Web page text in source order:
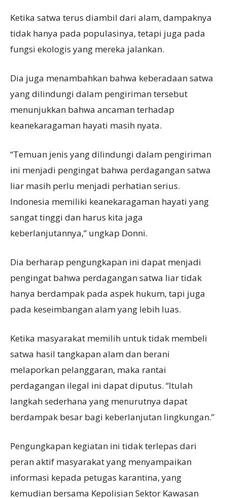
Ketika satwa terus diambil dari alam, dampaknya
tidak hanya pada populasinya, tetapi juga pada
fungsi ekologis yang mereka jalankan.
Dia juga menambahkan bahwa keberadaan satwa
yang dilindungi dalam pengiriman tersebut
menunjukkan bahwa ancaman terhadap
keanekaragaman hayati masih nyata.
“Temuan jenis yang dilindungi dalam pengiriman
ini menjadi pengingat bahwa perdagangan satwa
liar masih perlu menjadi perhatian serius.
Indonesia memiliki keanekaragaman hayati yang
sangat tinggi dan harus kita jaga
keberlanjutannya,” ungkap Donni.
Dia berharap pengungkapan ini dapat menjadi
pengingat bahwa perdagangan satwa liar tidak
hanya berdampak pada aspek hukum, tapi juga
pada keseimbangan alam yang lebih luas.
Ketika masyarakat memilih untuk tidak membeli
satwa hasil tangkapan alam dan berani
melaporkan pelanggaran, maka rantai
perdagangan ilegal ini dapat diputus. “Itulah
langkah sederhana yang menurutnya dapat
berdampak besar bagi keberlanjutan lingkungan.”
Pengungkapan kegiatan ini tidak terlepas dari
peran aktif masyarakat yang menyampaikan
informasi kepada petugas karantina, yang
kemudian bersama Kepolisian Sektor Kawasan